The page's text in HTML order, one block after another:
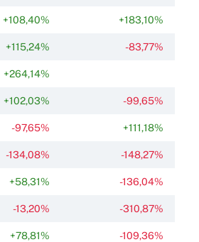
+108,40% +183,10%
+115,24% -83,77%
+264,14%
+102,03% -99,65%
-97,65% +111,18%
-134,08% -148,27%
+58,31% -136,04%
-13,20% -310,87%
+78,81% -109,36%